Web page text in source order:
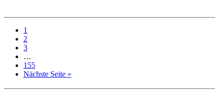
1
2
3
…
155
Nächste Seite »